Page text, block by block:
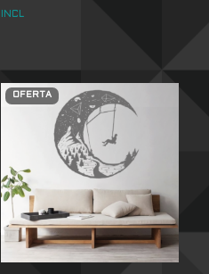
INCL
OFERTA